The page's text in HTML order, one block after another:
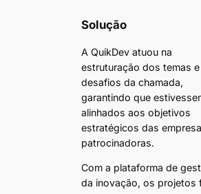
Solução
A QuikDev atuou na
estruturação dos temas e
desafios da chamada,
garantindo que
alinhados aos objetivos
estratégicos das
patrocinadoras.
Com a plataforma de
da inovação, os projetos